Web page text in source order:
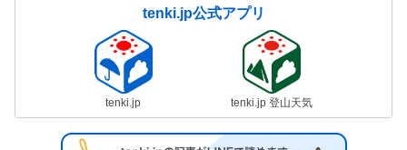
tenki.jp公式アプリ
tenki.jp tenki.jp 登山天気